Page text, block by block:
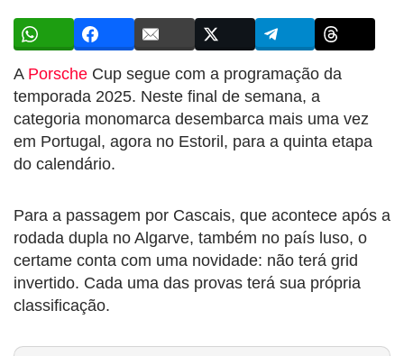
A Porsche Cup segue com a programação da
temporada 2025. Neste final de semana, a
categoria monomarca desembarca mais uma vez
em Portugal, agora no Estoril, para a quinta etapa
do calendário.
Para a passagem por Cascais, que acontece após a
rodada dupla no Algarve, também no país luso, o
certame conta com uma novidade: não terá grid
invertido. Cada uma das provas terá sua própria
classificação.